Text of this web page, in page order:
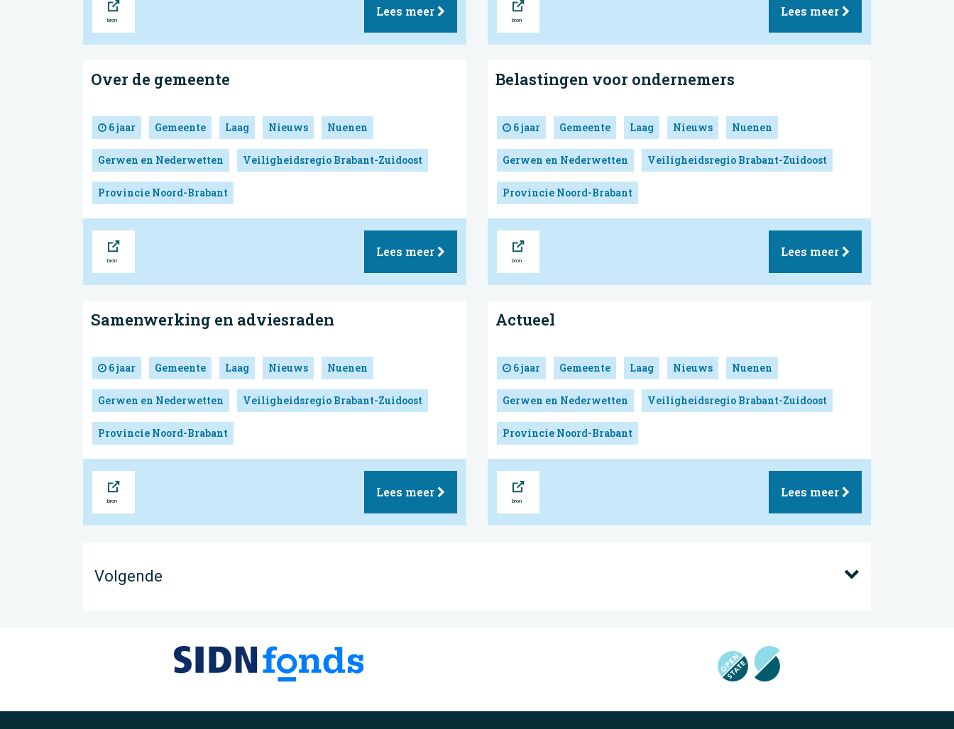
Lees meer Lees meer
Over de gemeente
6 jaar Gemeente Laag Nieuws Nuenen
Gerwen en Nederwetten Veiligheidsregio Brabant-Zuidoost
Provincie Noord-Brabant
Lees meer
Belastingen voor ondernemers
6 jaar Gemeente Laag Nieuws Nuenen
Gerwen en Nederwetten Veiligheidsregio Brabant-Zuidoost
Provincie Noord-Brabant
Lees meer
Samenwerking en adviesraden
6 jaar Gemeente Laag Nieuws Nuenen
Gerwen en Nederwetten Veiligheidsregio Brabant-Zuidoost
Provincie Noord-Brabant
Lees meer
Actueel
6 jaar Gemeente Laag Nieuws Nuenen
Gerwen en Nederwetten Veiligheidsregio Brabant-Zuidoost
Provincie Noord-Brabant
Lees meer
Volgende